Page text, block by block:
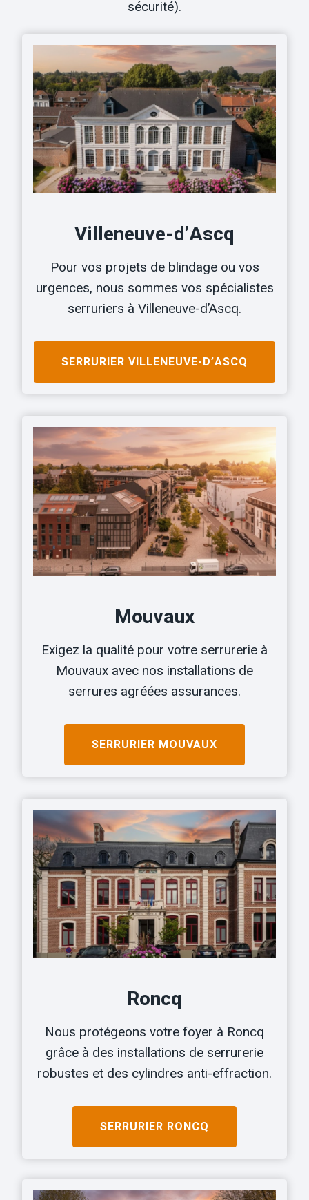
sécurité).
Villeneuve-d’Ascq
Pour vos projets de blindage ou vos
urgences, nous sommes vos spécialistes
serruriers à Villeneuve-d’Ascq.
SERRURIER VILLENEUVE-D’ASCQ
Mouvaux
Exigez la qualité pour votre serrurerie à
Mouvaux avec nos installations de
serrures agréées assurances.
SERRURIER MOUVAUX
Roncq
Nous protégeons votre foyer à Roncq
grâce à des installations de serrurerie
robustes et des cylindres anti-effraction.
SERRURIER RONCQ